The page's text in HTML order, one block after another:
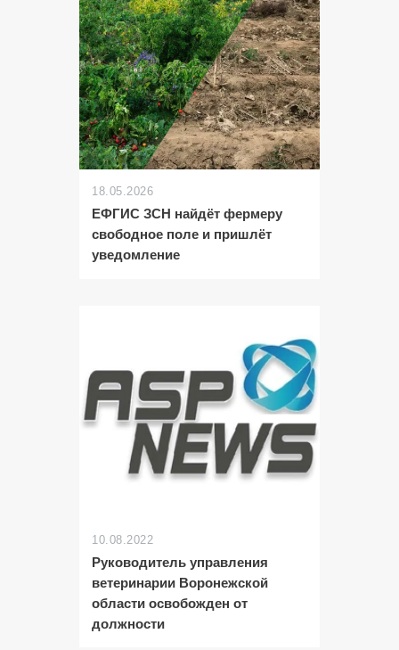
18.05.2026
ЕФГИС ЗСН найдёт фермеру
свободное поле и пришлёт
уведомление
10.08.2022
Руководитель управления
ветеринарии Воронежской
области освобожден от
должности